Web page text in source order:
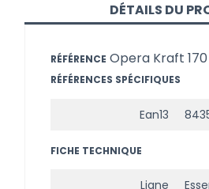
DÉTAILS DU
RÉFÉRENCE Opera Kraft 170
RÉFÉRENCES SPÉCIFIQUES
Ean13
FICHE TECHNIQUE
Ligne